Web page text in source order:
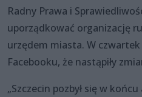
Radny Prawa i
uporządkować organizację
urzędem miasta. W
Facebooku, że nastąpiły
„Szczecin pozbył się w